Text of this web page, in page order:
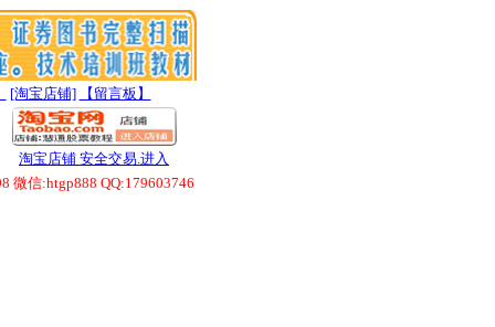
[淘宝店铺] 【留言板】
淘宝店铺 安全交易.进入
微信:htgp888 QQ:179603746